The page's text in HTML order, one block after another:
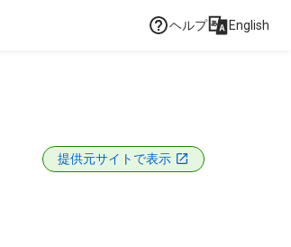
ヘルプ English
提供元サイトで表示